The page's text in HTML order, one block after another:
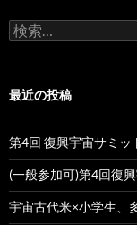
検
索:
最近の投稿
第4回 復興宇宙サミ
(一般参加可)第4回復
宇宙古代米×小学生、